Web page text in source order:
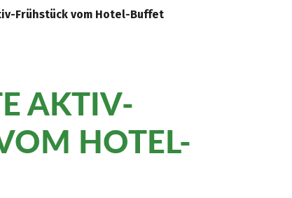
Frühstück vom Hotel-Buffet
AKTIV-
HOTEL-